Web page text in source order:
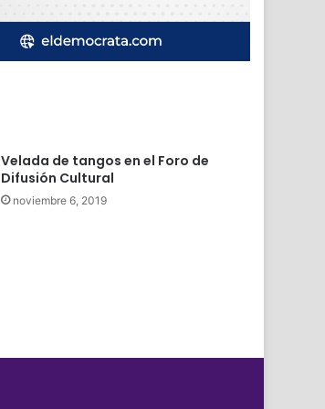
Velada de tangos en el Foro de
Difusión Cultural
noviembre 6, 2019